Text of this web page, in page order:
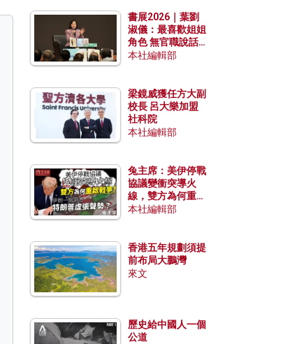
書展2026｜葉劉
淑儀：最喜歡姐姐
角色 無官職說話
包袱少
本社編輯部
梁鏡威獲任方大副
校長 呂大樂加盟
社科院
本社編輯部
兔主席：美伊停戰
協議變衝突導火
線，雙方為何重啟
戰爭？伊朗一早洞
本社編輯部
香港五年規劃須提
前布局大鵬灣
來文
歷史給中國人一個
公道